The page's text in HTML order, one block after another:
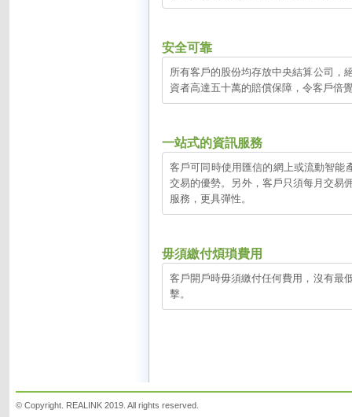
安全可靠
所有客戶的股份均存放中央結算公司，
資者高達五十萬的賠償保障，令客戶倍
一站式的資訊服務
客戶可同時使用匯信的網上或流動智能
交易的優勢。另外，客戶只須每月交易
服務，更具彈性。
毋須繳付煩瑣費用
客戶開戶時毋須繳付任何費用，沒有最
擊。
© Copyright. REALINK 2019. All rights reserved.